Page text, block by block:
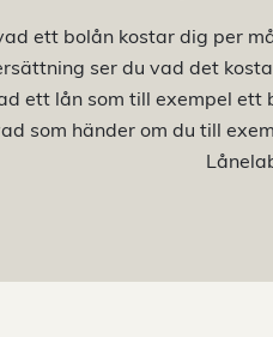
ett bolån kostar dig per
ser du vad det
ett lån som till exempel
som händer om du till